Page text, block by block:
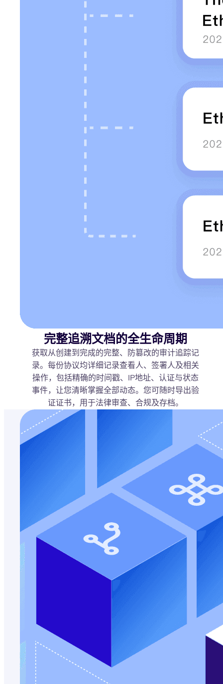
完整追溯文档的全生命周期
获取从创建到完成的完整、防篡改的审计追踪记
录。每份协议均详细记录查看人、签署人及相关
操作，包括精确的时间戳、IP地址、认证与状态
事件，让您清晰掌握全部动态。您可随时导出验
证证书，用于法律审查、合规及存档。